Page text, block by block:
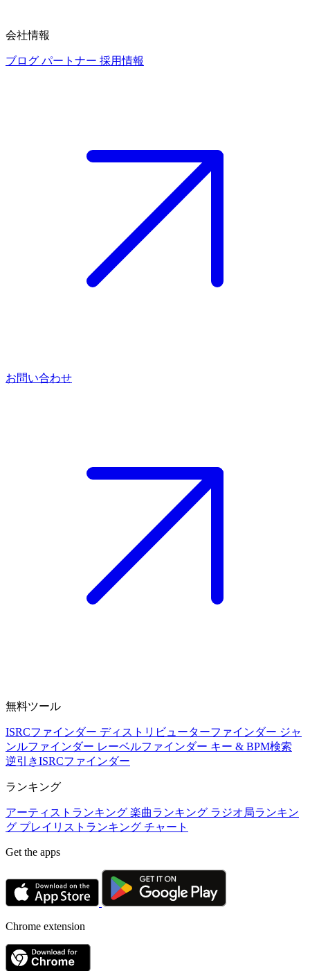
会社情報
ブログ パートナー 採用情報
お問い合わせ
無料ツール
ISRCファインダー ディストリビューターファインダー ジャ
ンルファインダー レーベルファインダー キー & BPM検索
逆引きISRCファインダー
ランキング
アーティストランキング 楽曲ランキング ラジオ局ランキン
グ プレイリストランキング チャート
Get the apps
Chrome extension